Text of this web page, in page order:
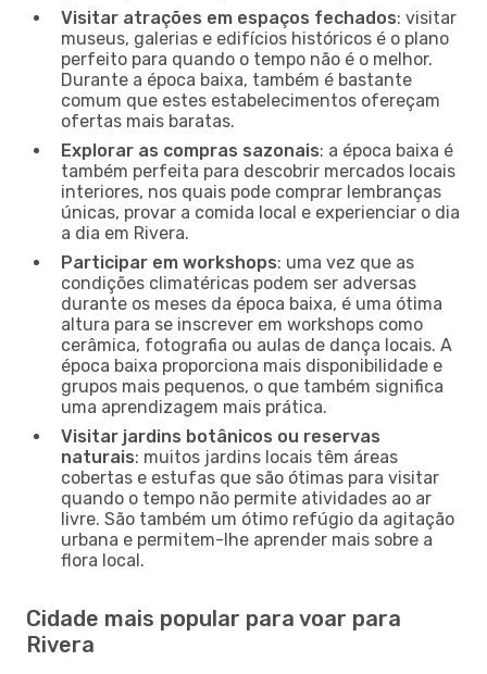
Visitar atrações em espaços fechados: visitar
museus, galerias e edifícios históricos é o plano
perfeito para quando o tempo não é o melhor.
Durante a época baixa, também é bastante
comum que estes estabelecimentos ofereçam
ofertas mais baratas.
Explorar as compras sazonais: a época baixa é
também perfeita para descobrir mercados locais
interiores, nos quais pode comprar lembranças
únicas, provar a comida local e experienciar o dia
a dia em Rivera.
Participar em workshops: uma vez que as
condições climatéricas podem ser adversas
durante os meses da época baixa, é uma ótima
altura para se inscrever em workshops como
cerâmica, fotografia ou aulas de dança locais. A
época baixa proporciona mais disponibilidade e
grupos mais pequenos, o que também significa
uma aprendizagem mais prática.
Visitar jardins botânicos ou reservas
naturais: muitos jardins locais têm áreas
cobertas e estufas que são ótimas para visitar
quando o tempo não permite atividades ao ar
livre. São também um ótimo refúgio da agitação
urbana e permitem-lhe aprender mais sobre a
flora local.
Cidade mais popular para voar para
Rivera